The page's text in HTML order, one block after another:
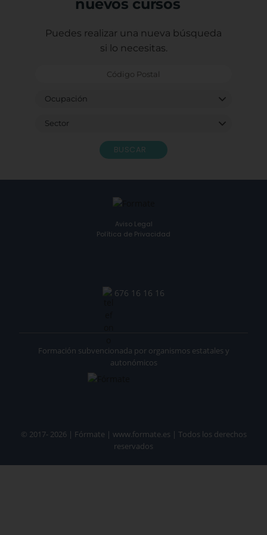
nuevos cursos
Puedes realizar una nueva búsqueda
si lo necesitas.
BUSCAR
Aviso Legal
Política de Privacidad
676 16 16 16
© 2017- 2026 | Fórmate | www.formate.es | Todos los derechos
reservados
Formación subvencionada por organismos estatales y
autonómicos